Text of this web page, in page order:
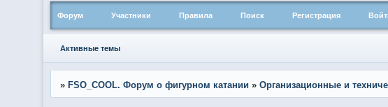
Форум Участники Правила Поиск Регистрация
Активные темы
» FSO_COOL. Форум о фигурном катании » Организационные и